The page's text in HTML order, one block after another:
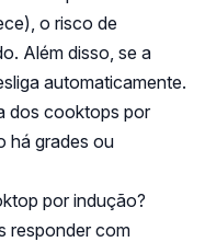
o risco de
Além disso, se a
automaticamente.
dos cooktops por
há grades ou
por indução?
responder com